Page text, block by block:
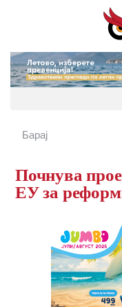
Почнува
ЕУ за